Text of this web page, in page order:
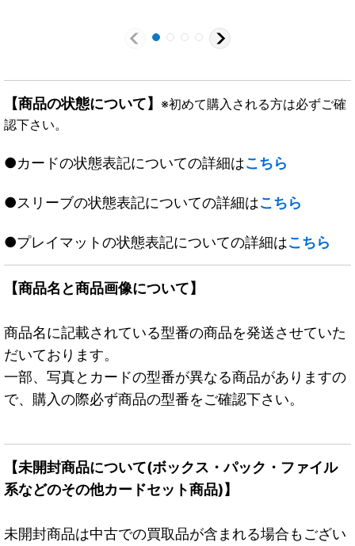
【商品の状態について】 ※初めて購入される方は必ずご確
認下さい。
●カードの状態表記についての詳細はこちら
●スリーブの状態表記についての詳細はこちら
●プレイマットの状態表記についての詳細はこちら
【商品名と商品画像について】
商品名に記載されている型番の商品を発送させていた
だいております。
一部、写真とカードの型番が異なる商品がありますの
で、購入の際必ず商品の型番をご確認下さい。
【未開封商品について(ボックス・パック・ファイル
系などのその他カードセット商品)】
未開封商品は中古での買取品が含まれる場合もござい